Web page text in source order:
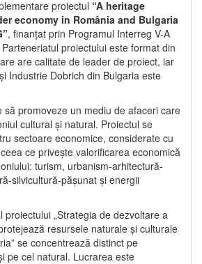
proiectul “A heritage
economy in România and Bulgaria
, finanțat prin Programul Interreg V-A
proiectului este format din
are calitate de leader de proiect, iar
Industrie Dobrich din Bulgaria este
să promoveze un mediu de afaceri care
cultural și natural. Proiectul se
sectoare economice, considerate cu
ce privește valorificarea economică
turism, urbanism-arhitectură-
silvicultură-pășunat și energii
proiectului „Strategia de dezvoltare a
resursele naturale și culturale
se concentrează distinct pe
pe cel natural. Lucrarea este